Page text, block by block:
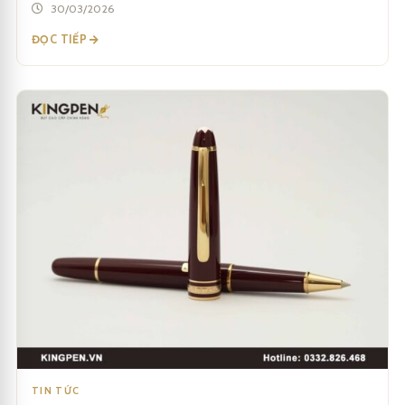
30/03/2026
ĐỌC TIẾP
TIN TỨC